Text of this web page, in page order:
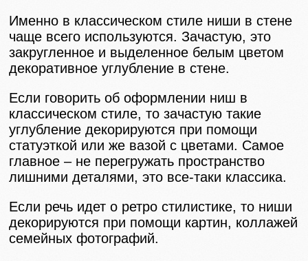
Именно в классическом стиле ниши в стене
чаще всего используются. Зачастую, это
закругленное и выделенное белым цветом
декоративное углубление в стене.
Если говорить об оформлении ниш в
классическом стиле, то зачастую такие
углубление декорируются при помощи
статуэткой или же вазой с цветами. Самое
главное – не перегружать пространство
лишними деталями, это все-таки классика.
Если речь идет о ретро стилистике, то ниши
декорируются при помощи картин, коллажей
семейных фотографий.